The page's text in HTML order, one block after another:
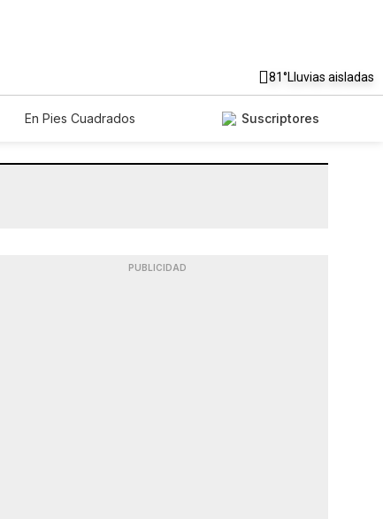
81°Lluvias aisladas
En Pies Cuadrados
Suscriptores
PUBLICIDAD